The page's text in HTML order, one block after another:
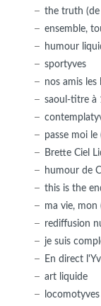
the truth
ensemble,
humour
sportyves
nos amis les
saoul-titre à
passe moi le
Brette Ciel
humour de
this is the
ma vie, mon
rediffusion
je suis
En direct
art liquide
locomotyves